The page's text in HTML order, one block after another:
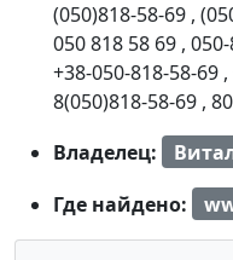
(050)818-58-69 ,
050 818 58 69 ,
+38-050-818-58-69 ,
8(050)818-58-69 ,
Владелец:
Где найдено: